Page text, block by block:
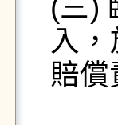
(三)
入
賠償